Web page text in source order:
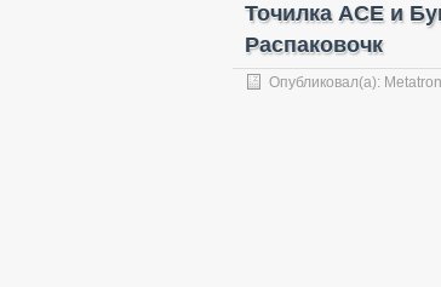
Точилка ACE и
Распаковочк
Опубликовал(а): Metatron